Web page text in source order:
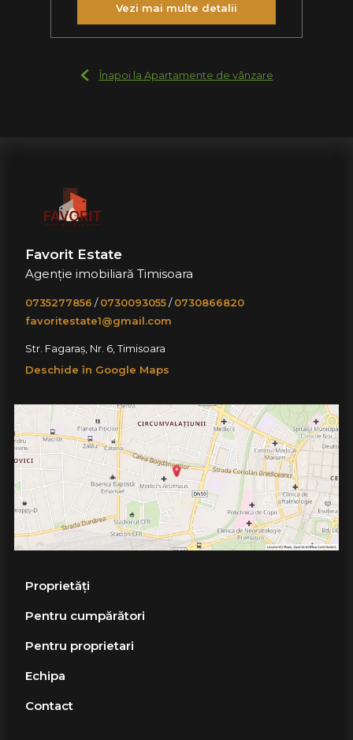
Vezi mai multe detalii
Înapoi la Apartamente de vânzare
Favorit Estate
Agenție imobiliară Timisoara
0735277856 /0730093055/0730866820
favoritestate1@gmail.com
Str. Fagaraș, Nr. 6, Timisoara
Deschide în Google Maps
Proprietăți
Pentru cumpărători
Pentru proprietari
Echipa
Contact